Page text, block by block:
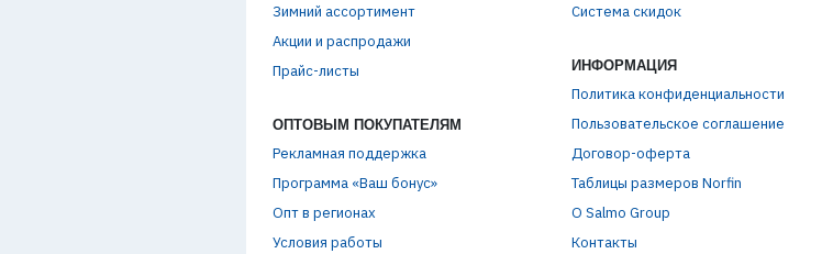
Зимний ассортимент
Акции и распродажи
Прайс-листы
ОПТОВЫМ ПОКУПАТЕЛЯМ
Рекламная поддержка
Программа «Ваш бонус»
Опт в регионах
Условия работы
Система скидок
ИНФОРМАЦИЯ
Политика конфиденциальности
Пользовательское соглашение
Договор-оферта
Таблицы размеров Norfin
О Salmo Group
Контакты